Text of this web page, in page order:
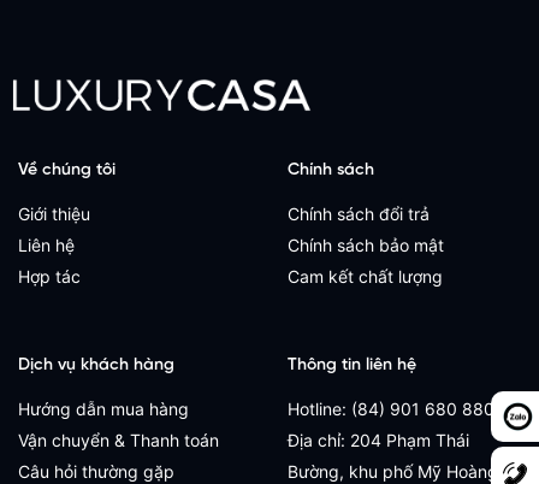
Về chúng tôi
Giới thiệu
Liên hệ
Hợp tác
Chính sách
Chính sách đổi trả
Chính sách bảo mật
Cam kết chất lượng
Dịch vụ khách hàng
Hướng dẫn mua hàng
Vận chuyển & Thanh toán
Câu hỏi thường gặp
Thông tin liên hệ
Hotline: (84) 901 680 880
Địa chỉ: 204 Phạm Thái
Bường, khu phố Mỹ Hoàng,